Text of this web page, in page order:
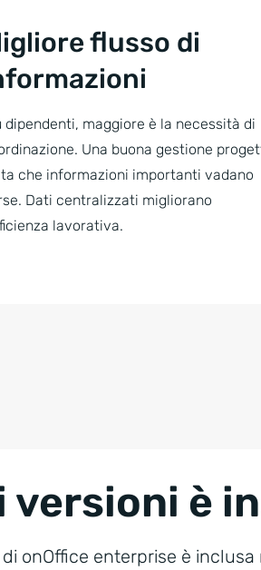
flusso di
dipendenti, maggiore è la necessità di
Una buona gestione
che informazioni importanti vadano
Dati centralizzati migliorano
lavorativa.
versioni è
onOffice enterprise è